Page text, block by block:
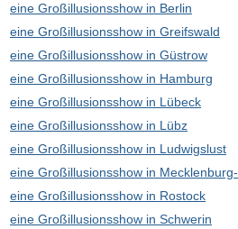
eine Großillusionsshow in Berlin
eine Großillusionsshow in Greifswald
eine Großillusionsshow in Güstrow
eine Großillusionsshow in Hamburg
eine Großillusionsshow in Lübeck
eine Großillusionsshow in Lübz
eine Großillusionsshow in Ludwigslust
eine Großillusionsshow in
eine Großillusionsshow in Rostock
eine Großillusionsshow in Schwerin